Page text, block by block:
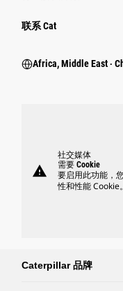
行业
联系 Cat
Africa, Middle East ‧
warning
社交媒体
需要 Cookie
要启用此功能，
性和性能 Cookie。
Caterpillar 品牌